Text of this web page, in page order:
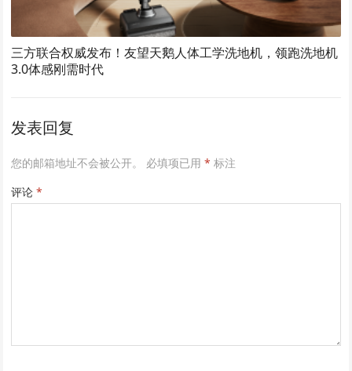
三方联合权威发布！友望天鹅人体工学洗地机，领跑洗地机
3.0体感刚需时代
发表回复
您的邮箱地址不会被公开。 必填项已用* 标注
评论*